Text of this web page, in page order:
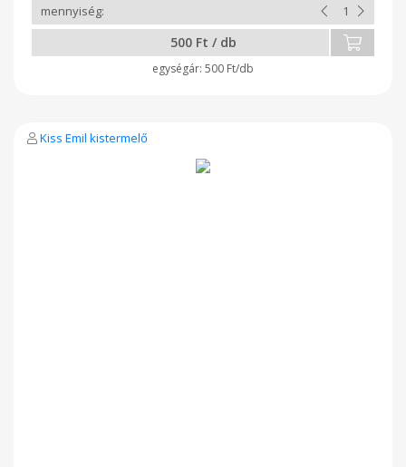
500 Ft / db
500 Ft/db
Kiss Emil kistermelő